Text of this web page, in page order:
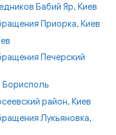
Бабий Яр, Киев
Приорка, Киев
Печерский
Борисполь
район, Киев
Лукьяновка,